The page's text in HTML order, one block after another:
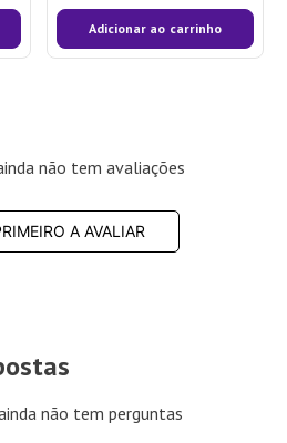
Adicionar ao carrinho
não tem avaliações
A AVALIAR
não tem perguntas